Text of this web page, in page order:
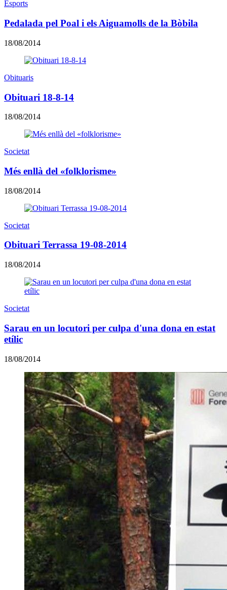
Esports
Pedalada pel Poal i els Aiguamolls de la Bòbila
18/08/2014
Obituaris
Obituari 18-8-14
18/08/2014
Societat
Més enllà del «folklorisme»
18/08/2014
Societat
Obituari Terrassa 19-08-2014
18/08/2014
Societat
Sarau en un locutori per culpa d'una dona en estat
etílic
18/08/2014